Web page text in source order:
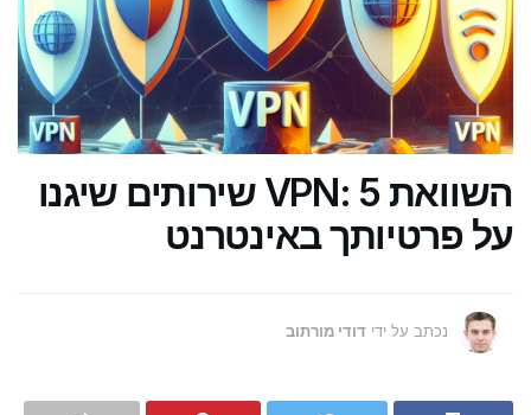
השוואת VPN: 5 שירותים שיגנו
על פרטיותך באינטרנט
נכתב על ידי דודי מורתוב